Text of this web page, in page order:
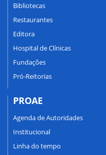
Bibliotecas
Restaurantes
Editora
Hospital de Clínicas
Fundações
Pró-Reitorias
PROAE
Agenda de Autoridades
Institucional
Linha do tempo